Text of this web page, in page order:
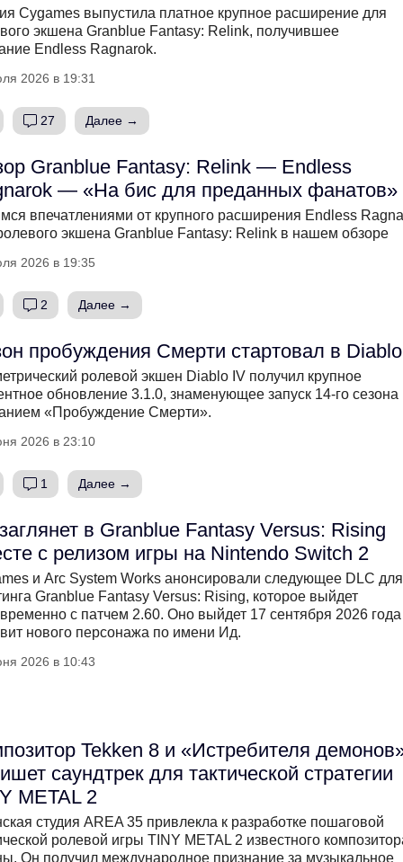
Cygames выпустила платное крупное расширение для
экшена Granblue Fantasy: Relink, получившее
Endless Ragnarok.
2026 в 19:31
27 Далее →
Granblue Fantasy: Relink — Endless
— «На бис для преданных фанатов»
впечатлениями от крупного расширения Endless
экшена Granblue Fantasy: Relink в нашем обзоре
2026 в 19:35
2 Далее →
пробуждения Смерти стартовал в
ролевой экшен Diablo IV получил крупное
обновление 3.1.0, знаменующее запуск 14-го сезона
«Пробуждение Смерти».
2026 в 23:10
1 Далее →
в Granblue Fantasy Versus: Rising
с релизом игры на Nintendo Switch 2
и Arc System Works анонсировали следующее DLC для
Granblue Fantasy Versus: Rising, которое выйдет
с патчем 2.60. Оно выйдет 17 сентября 2026
нового персонажа по имени Ид.
2026 в 10:43
Tekken 8 и «Истребителя
саундтрек для тактической стратегии
METAL 2
студия AREA 35 привлекла к разработке пошаговой
ролевой игры TINY METAL 2 известного
Он получил международное признание за музыкальное